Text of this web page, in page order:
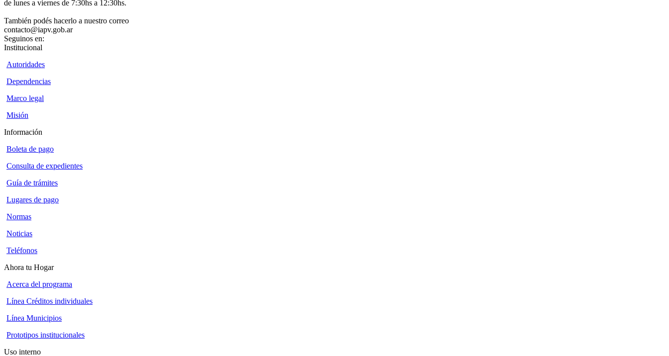
de lunes a viernes de 7:30hs a 12:30hs.
También podés hacerlo a nuestro correo
contacto@iapv.gob.ar
Seguinos en:
Institucional
Autoridades
Dependencias
Marco legal
Misión
Información
Boleta de pago
Consulta de expedientes
Guía de trámites
Lugares de pago
Normas
Noticias
Teléfonos
Ahora tu Hogar
Acerca del programa
Línea Créditos individuales
Línea Municipios
Prototipos institucionales
Uso interno